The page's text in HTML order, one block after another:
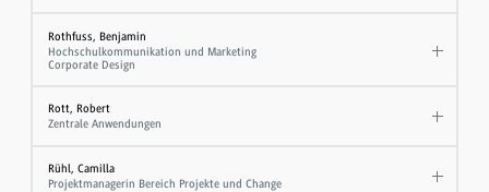
Rothfuss, Benjamin
Hochschulkommunikation und Marketing
Corporate Design
Rott, Robert
Zentrale Anwendungen
Rühl, Camilla
Projektmanagerin Bereich Projekte und Change